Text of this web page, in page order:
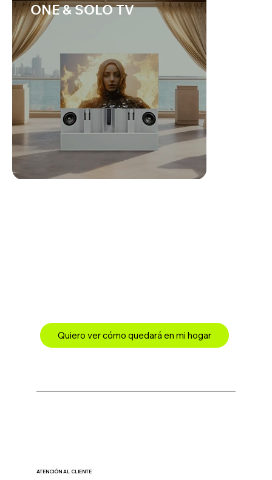
ONE & SOLO TV
Quiero ver cómo quedará en mi hogar
ATENCIÓN AL CLIENTE